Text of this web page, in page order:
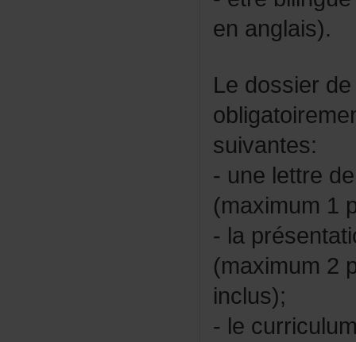
enanglais).
suivantes:
-
-
inclus);
-